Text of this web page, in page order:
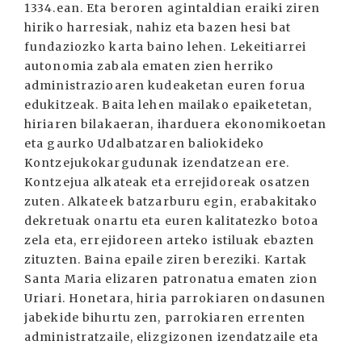
1334.ean. Eta beroren agintaldian eraiki ziren
hiriko harresiak, nahiz eta bazen hesi bat
fundaziozko karta baino lehen. Lekeitiarrei
autonomia zabala ematen zien herriko
administrazioaren kudeaketan euren forua
edukitzeak. Baita lehen mailako epaiketetan,
hiriaren bilakaeran, iharduera ekonomikoetan
eta gaurko Udalbatzaren baliokideko
Kontzejukokargudunak izendatzean ere.
Kontzejua alkateak eta errejidoreak osatzen
zuten. Alkateek batzarburu egin, erabakitako
dekretuak onartu eta euren kalitatezko botoa
zela eta, errejidoreen arteko istiluak ebazten
zituzten. Baina epaile ziren bereziki. Kartak
Santa Maria elizaren patronatua ematen zion
Uriari. Honetara, hiria parrokiaren ondasunen
jabekide bihurtu zen, parrokiaren errenten
administratzaile, elizgizonen izendatzaile eta